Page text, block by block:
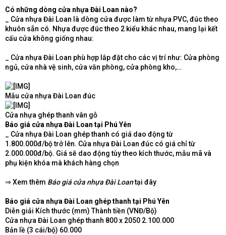
Có những dòng cửa nhựa Đài Loan nào?
_ Cửa nhựa Đài Loan là dòng cửa được làm từ nhựa PVC, đúc theo
khuôn sẵn có. Nhựa được đúc theo 2 kiểu khác nhau, mang lại kết
cấu cửa không giống nhau:
_ Cửa nhựa Đài Loan phù hợp lắp đặt cho các vị trí như: Cửa phòng
ngủ, cửa nhà vệ sinh, cửa văn phòng, cửa phòng kho,…
Mẫu cửa nhựa Đài Loan đúc
Cửa nhựa ghép thanh vân gỗ
Báo giá cửa nhựa Đài Loan tại Phú Yên
_ Cửa nhựa Đài Loan ghép thanh có giá dao động từ
1.800.000đ/bộ trở lên. Cửa nhựa Đài Loan đúc có giá chỉ từ
2.000.000đ/bộ. Giá sẽ dao động tùy theo kích thước, mẫu mã và
phụ kiện khóa mà khách hàng chọn
⇒ Xem thêm Báo giá cửa nhựa Đài Loantại đây
Báo giá cửa nhựa Đài Loan ghép thanh tại Phú Yên
Diễn giải Kích thước (mm) Thành tiền (VNĐ/Bộ)
Cửa nhựa Đài Loan ghép thanh 800 x 2050 2.100.000
Bản lề (3 cái/bộ) 60.000